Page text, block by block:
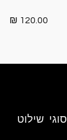
120.00 ₪
סוגי שילוט